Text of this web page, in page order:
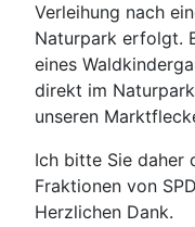
Verleihung nach
Naturpark erfolgt.
eines
direkt im
unseren
Ich bitte Sie daher
Fraktionen von
Herzlichen Dank.